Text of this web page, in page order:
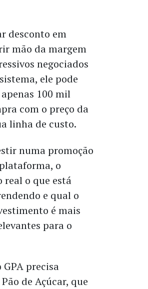
desconto em
mão da margem
negociados
ele pode
100 mil
com o preço da
linha de custo.
numa promoção
o
real o que está
e qual o
é mais
para o
precisa
de Açúcar, que